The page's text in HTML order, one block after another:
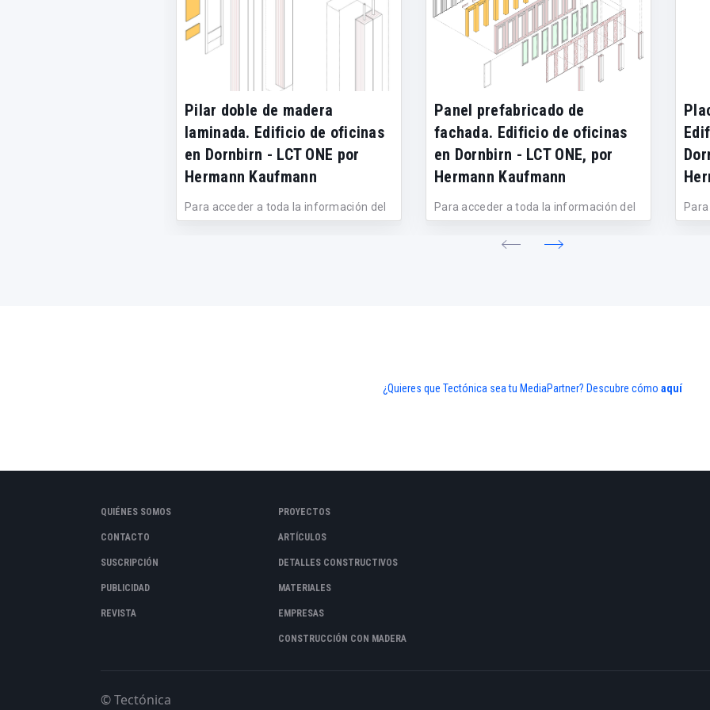
Pilar doble de madera
laminada. Edificio de oficinas
en Dornbirn - LCT ONE por
Hermann Kaufmann
Para acceder a toda la información del
Panel prefabricado de
fachada. Edificio de oficinas
en Dornbirn - LCT ONE, por
Hermann Kaufmann
Para acceder a toda la información del
¿Quieres que Tectónica sea tu MediaPartner? Descubre cómo aquí
QUIÉNES SOMOS
CONTACTO
SUSCRIPCIÓN
PUBLICIDAD
REVISTA
PROYECTOS
ARTÍCULOS
DETALLES CONSTRUCTIVOS
MATERIALES
EMPRESAS
CONSTRUCCIÓN CON MADERA
© Tectónica